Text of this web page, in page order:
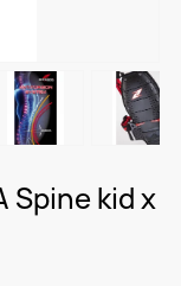
Spine kid x